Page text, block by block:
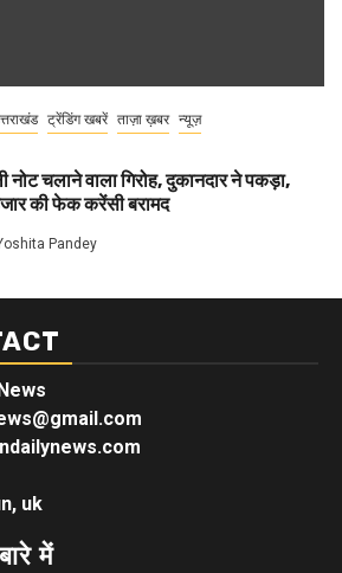
ट्रेंडिंग खबरें ताज़ा ख़बर न्यूज़
चलाने वाला गिरोह, दुकानदार ने पकड़ा,
की फेक करेंसी बरामद
Pandey
uk
में